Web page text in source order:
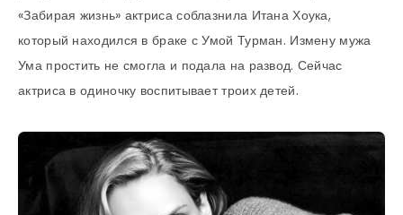
«Забирая жизнь» актриса соблазнила Итана Хоука,
который находился в браке с Умой Турман. Измену мужа
Ума простить не смогла и подала на развод. Сейчас
актриса в одиночку воспитывает троих детей.